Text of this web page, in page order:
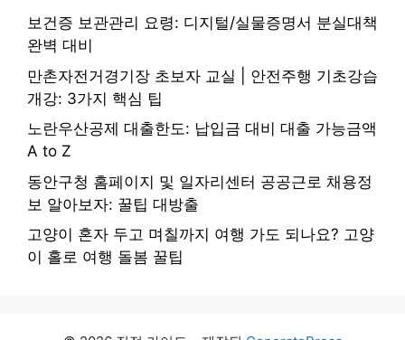
보건증 보관관리 요령: 디지털/실물증명서 분실대책
완벽 대비
만촌자전거경기장 초보자 교실 | 안전주행 기초강습
개강: 3가지 핵심 팁
노란우산공제 대출한도: 납입금 대비 대출 가능금액
A to Z
동안구청 홈페이지 및 일자리센터 공공근로 채용정
보 알아보자: 꿀팁 대방출
고양이 혼자 두고 며칠까지 여행 가도 되나요? 고양
이 홀로 여행 돌봄 꿀팁